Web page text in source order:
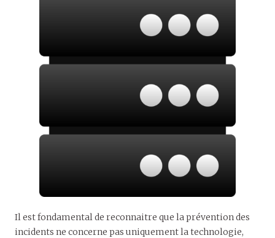
Il est fondamental de reconnaitre que la prévention des
incidents ne concerne pas uniquement la technologie,